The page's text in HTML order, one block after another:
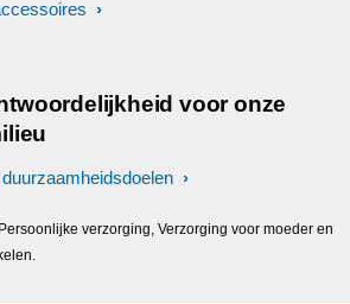
voor onze
verzorging, Verzorging voor moeder en